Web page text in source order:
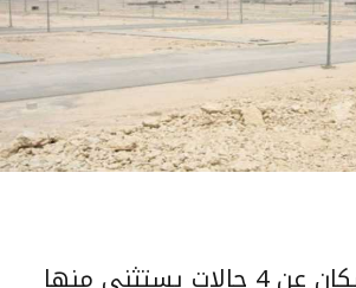
كشفت وزارة الإسكان عن 4 حالات يستثنى منها